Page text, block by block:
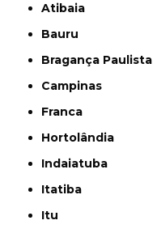
Atibaia
Bauru
Bragança Paulista
Campinas
Franca
Hortolândia
Indaiatuba
Itatiba
Itu